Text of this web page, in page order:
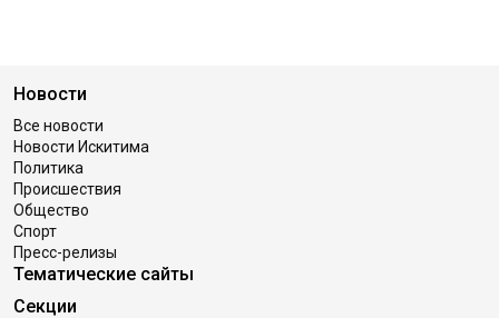
Новости
Все новости
Новости Искитима
Политика
Происшествия
Общество
Спорт
Пресс-релизы
Тематические сайты
Секции